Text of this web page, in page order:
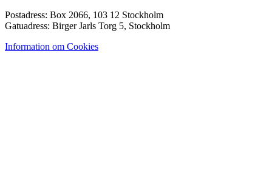
Postadress: Box 2066, 103 12 Stockholm
Gatuadress: Birger Jarls Torg 5, Stockholm
Information om Cookies